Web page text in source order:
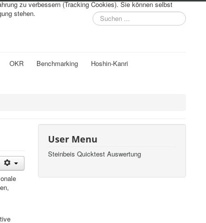
Suchen
...
OKR Benchmarking
Hoshin-Kanri
User Menu
Steinbeis Quicktest Auswertung
zu verbessern (Tracking Cookies). Sie können selbst
stehen.